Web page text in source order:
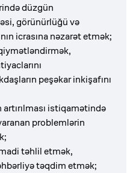
düzgün
görünürlüğü və
icrasına nəzarət etmək;
peşəkar inkişafını
istiqamətində
problemlərin
təhlil etmək,
təqdim etmək;